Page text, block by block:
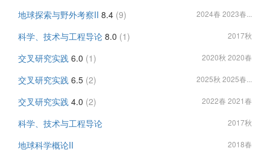
地球探索与野外考察II 8.4 (9) 2024春 2023春...
科学、技术与工程导论 8.0 (1) 2017秋
交叉研究实践 6.0 (1) 2020秋 2020春
交叉研究实践 6.5 (2) 2025秋 2025春...
交叉研究实践 4.0 (2) 2022春 2021春
科学、技术与工程导论 2017秋
地球科学概论II 2018春